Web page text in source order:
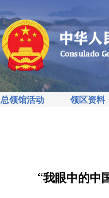
总领馆活动 领区资料
“我眼中的中